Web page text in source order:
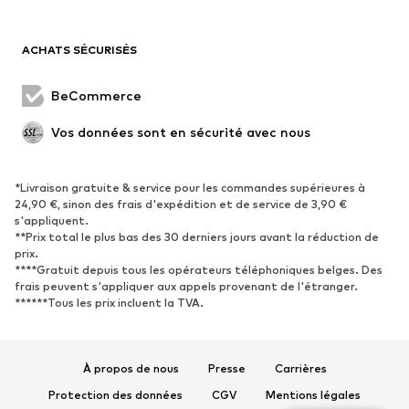
Occasions spéciales
Nouveautés
Tendance
Baskets
Escarpins et talons hauts
Bottes
Sandales
Chaussures basses
Chaussures de sport
SPORT
ACHATS SÉCURISÉS
BeCommerce
Vos données sont en sécurité avec nous
*Livraison gratuite & service pour les commandes supérieures à
24,90 €, sinon des frais d'expédition et de service de 3,90 €
s'appliquent.
**Prix total le plus bas des 30 derniers jours avant la réduction de
prix.
****Gratuit depuis tous les opérateurs téléphoniques belges. Des
frais peuvent s'appliquer aux appels provenant de l'étranger.
******Tous les prix incluent la TVA.
À propos de nous Presse
Carrières
Protection des données
CGV Mentions légales